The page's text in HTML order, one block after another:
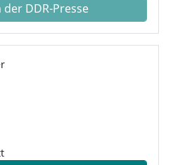
der DDR-Presse